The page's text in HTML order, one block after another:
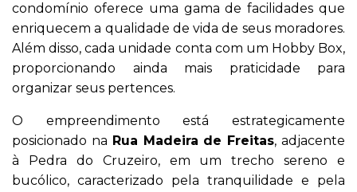
condomínio oferece uma gama de facilidades que
enriquecem a qualidade de vida de seus moradores.
Além disso, cada unidade conta com um Hobby Box,
proporcionando ainda mais praticidade para
organizar seus pertences.
O empreendimento está estrategicamente
posicionado na Rua Madeira de Freitas, adjacente
à Pedra do Cruzeiro, em um trecho sereno e
bucólico, caracterizado pela tranquilidade e pela